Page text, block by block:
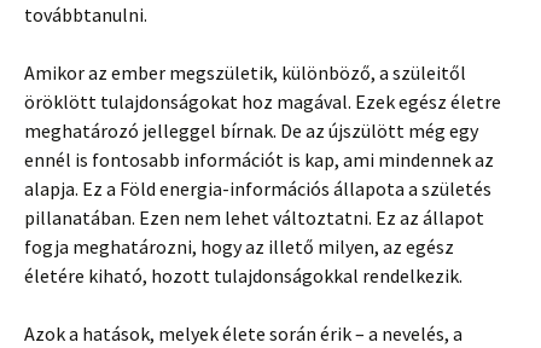
továbbtanulni.
Amikor az ember megszületik, különböző, a szüleitől
öröklött tulajdonságokat hoz magával. Ezek egész életre
meghatározó jelleggel bírnak. De az újszülött még egy
ennél is fontosabb információt is kap, ami mindennek az
alapja. Ez a Föld energia-információs állapota a születés
pillanatában. Ezen nem lehet változtatni. Ez az állapot
fogja meghatározni, hogy az illető milyen, az egész
életére kiható, hozott tulajdonságokkal rendelkezik.
Azok a hatások, melyek élete során érik – a nevelés, a